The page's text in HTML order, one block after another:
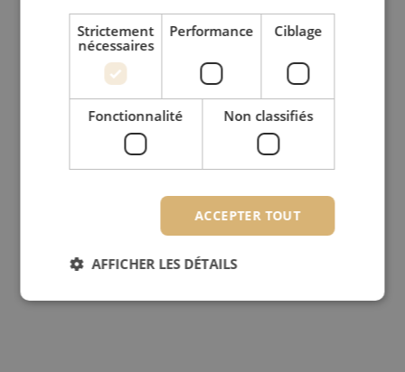
Strictement
nécessaires
Performance Ciblage
Fonctionnalité Non classifiés
ACCEPTER TOUT
AFFICHER LES DÉTAILS